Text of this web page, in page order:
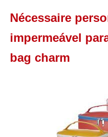
Nécessaire
impermeável
bag charm